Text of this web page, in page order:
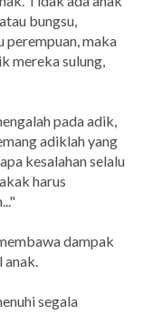
bungsu,
maka
mereka sulung,
pada adik,
adiklah yang
kesalahan selalu
harus
dampak
anak.
segala